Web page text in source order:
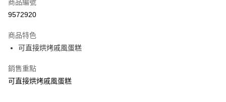
悠遊付
全盈+PAY
運送方式
商品編號
9572920
商品特色
可直接烘烤戚風蛋糕
銷售重點
可直接烘烤戚風蛋糕